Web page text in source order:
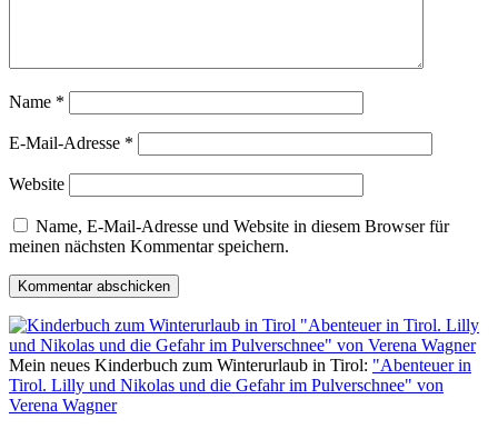
Name *
E-Mail-Adresse *
Website
Name, E-Mail-Adresse und Website in diesem Browser für
meinen nächsten Kommentar speichern.
Mein neues Kinderbuch zum Winterurlaub in Tirol: "Abenteuer in
Tirol. Lilly und Nikolas und die Gefahr im Pulverschnee" von
Verena Wagner